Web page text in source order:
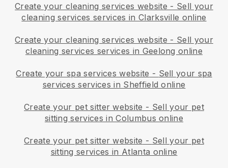
Create your cleaning services website - Sell your
cleaning services services in Clarksville online
Create your cleaning services website - Sell your
cleaning services services in Geelong online
Create your spa services website - Sell your spa
services services in Sheffield online
Create your pet sitter website - Sell your pet
sitting services in Columbus online
Create your pet sitter website - Sell your pet
sitting services in Atlanta online